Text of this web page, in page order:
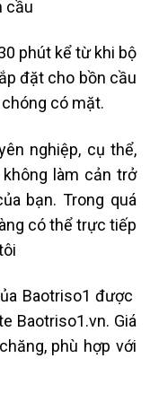
cầu
phút kể từ khi bộ
đặt cho bồn cầu
có mặt.
nghiệp, cụ thể,
làm cản trở
bạn. Trong quá
có thể trực tiếp
Baotriso1 được
Baotriso1.vn. Giá
phù hợp với